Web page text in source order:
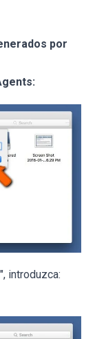
por
", introduzca: